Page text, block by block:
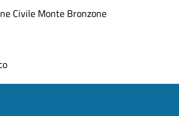
Civile Monte Bronzone